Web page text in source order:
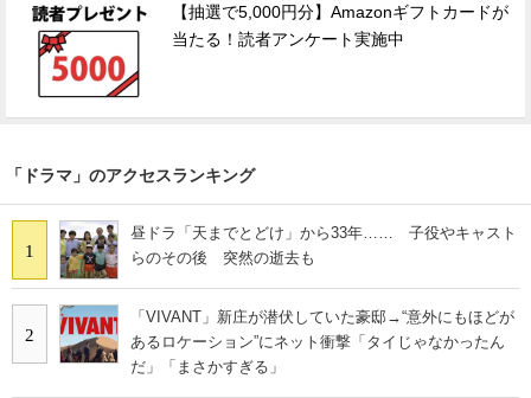
【抽選で5,000円分】Amazonギフトカードが
当たる！読者アンケート実施中
「ドラマ」のアクセスランキング
1
昼ドラ「天までとどけ」から33年…… 子役やキャスト
らのその後 突然の逝去も
2
「VIVANT」新庄が潜伏していた豪邸→“意外にもほどが
あるロケーション”にネット衝撃「タイじゃなかったん
だ」「まさかすぎる」